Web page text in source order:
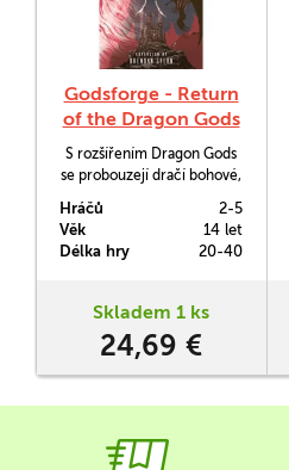
Godsforge - Return
of the Dragon Gods
S rozšířením Dragon Gods
se probouzejí dračí bohové,
Hráčů
2-5
Věk
14 let
Délka hry
20-40
Skladem 1 ks
24,69 €